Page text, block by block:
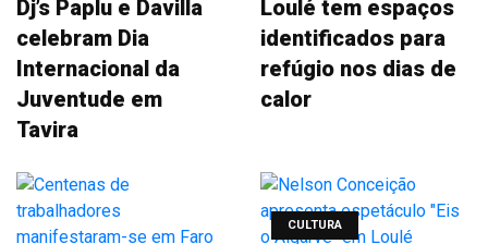
Dj’s Paplu e Davilla
celebram Dia
Internacional da
Juventude em
Tavira
Loulé tem espaços
identificados para
refúgio nos dias de
calor
CULTURA